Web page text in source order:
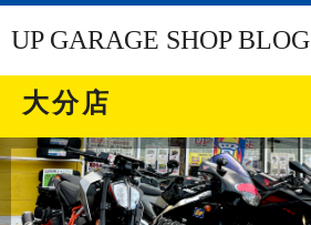
UP GARAGE SHOP BLOG
大分店